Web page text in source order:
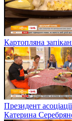
Картопляна
Президент
Катерина